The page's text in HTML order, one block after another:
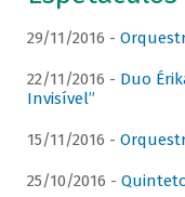
29/11/2016 -
22/11/2016 - Duo
Invisível”
15/11/2016 -
25/10/2016 -